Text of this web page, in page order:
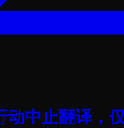
动中止翻译，